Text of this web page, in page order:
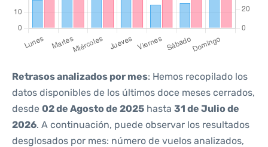
Retrasos analizados por mes: Hemos recopilado los
datos disponibles de los últimos doce meses cerrados,
desde 02 de Agosto de 2025 hasta 31 de Julio de
2026. A continuación, puede observar los resultados
desglosados por mes: número de vuelos analizados,